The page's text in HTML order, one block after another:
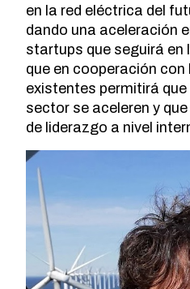
en la red eléctrica del
dando una aceleración
startups que seguirá en
que en cooperación
existentes permitirá
sector se aceleren y
de liderazgo a nivel